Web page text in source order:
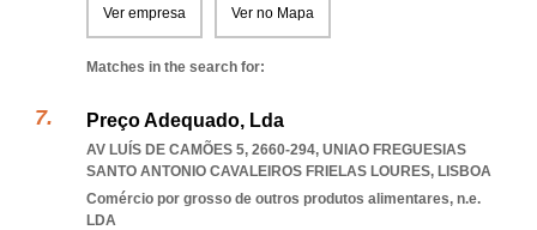
Ver empresa Ver no Mapa
Matches in the search for:
Preço Adequado, Lda
AV LUÍS DE CAMÕES 5, 2660-294, UNIAO FREGUESIAS
SANTO ANTONIO CAVALEIROS FRIELAS LOURES, LISBOA
Comércio por grosso de outros produtos alimentares, n.e.
LDA